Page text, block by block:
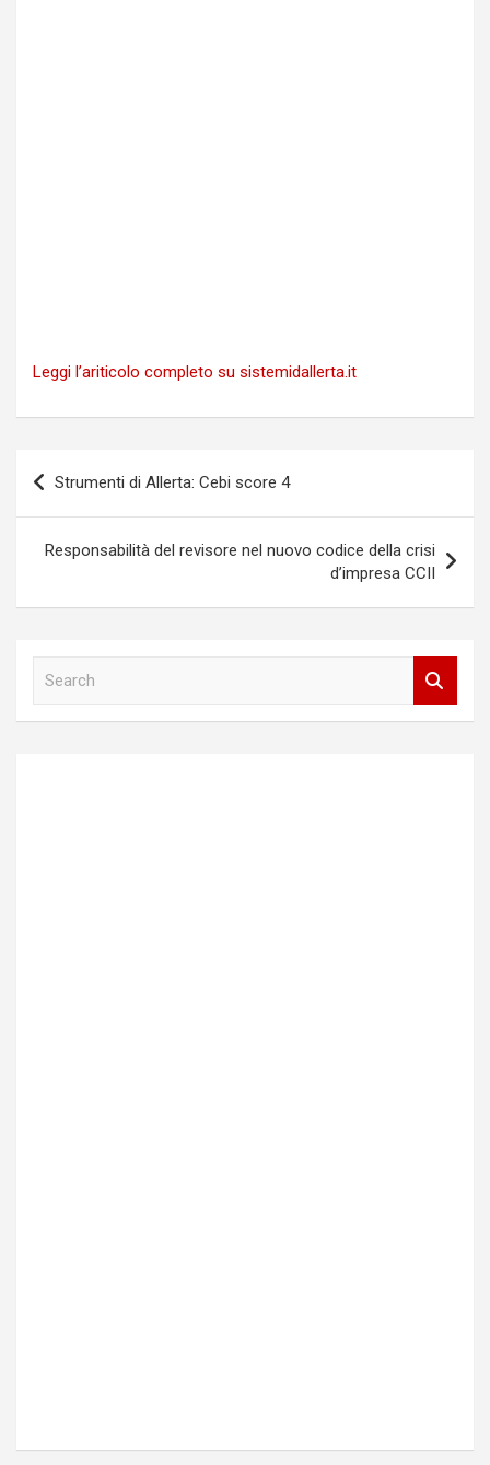
Leggi l’ariticolo completo su sistemidallerta.it
Navigazione
articoli
Strumenti di Allerta: Cebi score 4
Responsabilità del revisore nel nuovo codice della crisi
d’impresa CCII